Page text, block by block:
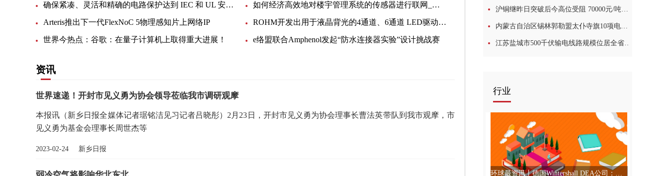
确保紧凑、灵活和精确的电路保护达到 IEC 和 UL 安全标准 如何经济高效地对楼宇管理系统的传感器进行联网_世界信息
Arteris推出下一代FlexNoC 5物理感知片上网络IP ROHM开发出用于液晶背光的4通道、6通道 LED驱动器, 助力中大型车载显示器进一步降低功耗
世界今热点：谷歌：在量子计算机上取得重大进展！ e络盟联合Amphenol发起“防水连接器实验”设计挑战赛
资讯
世界速递！开封市见义勇为协会领导莅临我市调研观摩
本报讯（新乡日报全媒体记者琚铭洁见习记者吕晓彤）2月23日，开封市见义勇为协会理事长曹法英带队到我市观摩，市
见义勇为基金会理事长周世杰等
2023-02-24 新乡日报
沪铜继昨日突破后今高位受阻 70000元/吨上方多空活动力度加大
内蒙古自治区锡林郭勒盟太仆寺旗10项电网工程将于9月底前竣工|全球热点
江苏盐城市500千伏输电线路规模位居全省第一 电网重点工程全部复工
行业
环球最资讯丨德国Wintershall DEA公司：已注销公司在“北溪”的全部股份